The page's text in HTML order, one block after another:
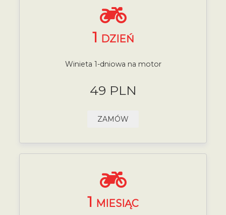
1 DZIEŃ
Winieta 1-dniowa na motor
49 PLN
ZAMÓW
1 MIESIĄC